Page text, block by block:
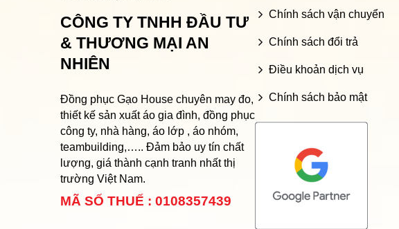
CÔNG TY TNHH ĐẦU TƯ
& THƯƠNG MẠI AN
NHIÊN
Đồng phục Gạo House chuyên may đo,
thiết kế sản xuất áo gia đình, đồng phục
công ty, nhà hàng, áo lớp , áo nhóm,
teambuilding,….. Đảm bảo uy tín chất
lượng, giá thành cạnh tranh nhất thị
trường Việt Nam.
MÃ SỐ THUẾ : 0108357439
Chính sách vận chuyển
Chính sách đổi trả
Điều khoản dịch vụ
Chính sách bảo mật